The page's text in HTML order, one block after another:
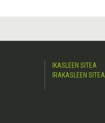
IKASLEEN SITEA
IRAKASLEEN SITEA